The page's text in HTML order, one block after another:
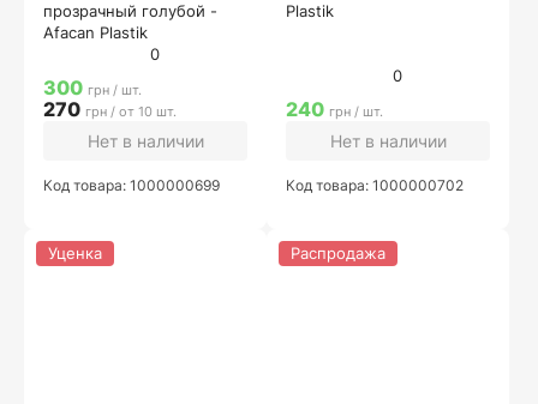
прозрачный голубой -
Afacan Plastik
0
300 грн / шт.
270 грн / от 10 шт.
Нет в наличии
Код товара: 1000000699
Plastik
0
240 грн / шт.
Нет в наличии
Код товара: 1000000702
Уценка Распродажа